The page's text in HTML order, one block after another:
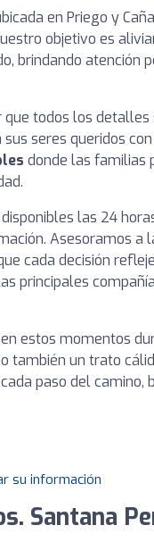
en Priego y
objetivo es
brindando atención
todos los detalles
seres queridos
donde las familias
disponibles las 24
Asesoramos a
cada decisión
principales
estos momentos
también un trato
paso del camino,
su información
Santana